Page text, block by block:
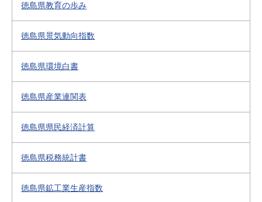
徳島県教育の歩み
徳島県景気動向指数
徳島県環境白書
徳島県産業連関表
徳島県県民経済計算
徳島県税務統計書
徳島県鉱工業生産指数